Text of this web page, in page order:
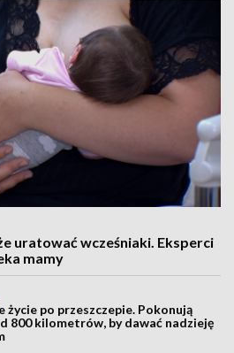
uratować wcześniaki. Eksperci
mamy
życie po przeszczepie. Pokonują
800 kilometrów, by dawać nadzieję